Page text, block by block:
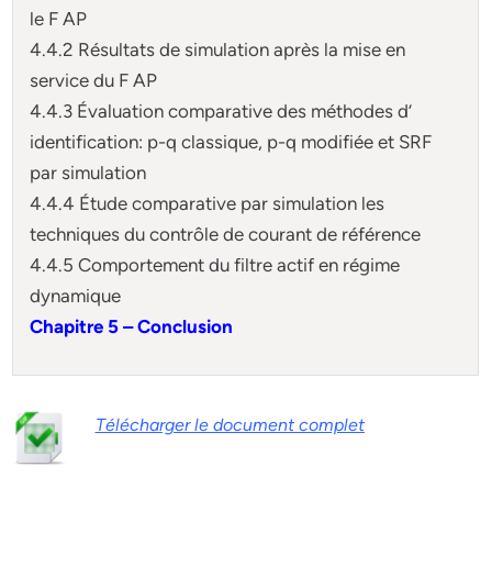
le F AP
4.4.2 Résultats de simulation après la mise en
service du F AP
4.4.3 Évaluation comparative des méthodes d’
identification: p-q classique, p-q modifiée et SRF
par simulation
4.4.4 Étude comparative par simulation les
techniques du contrôle de courant de référence
4.4.5 Comportement du filtre actif en régime
dynamique
Chapitre 5 – Conclusion
Télécharger le document complet